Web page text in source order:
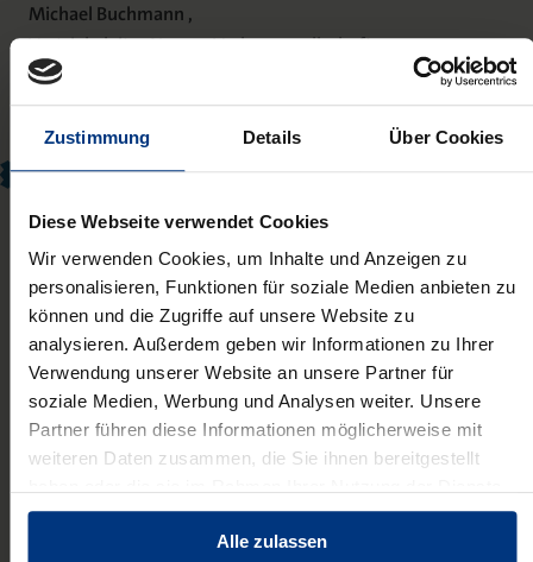
Zustimmung Details Über Cookies
Diese Webseite verwendet Cookies
Wir verwenden Cookies, um Inhalte und Anzeigen zu
personalisieren, Funktionen für soziale Medien anbieten zu
können und die Zugriffe auf unsere Website zu
analysieren. Außerdem geben wir Informationen zu Ihrer
Verwendung unserer Website an unsere Partner für
soziale Medien, Werbung und Analysen weiter. Unsere
Partner führen diese Informationen möglicherweise mit
weiteren Daten zusammen, die Sie ihnen bereitgestellt
gesammelt haben.
Alle zulassen
Michael Buchmann ,
Vertriebsleiter Nomos Verlagsgesellschaft
Ich freue mich sehr darauf, Inlibra in einer Zeit des
vor der Herausforderung, Wissen effizient, verlässlich und
innovativ zugänglich zu machen – genau hier setzt Inlibra
an. Ich möchte dazu beitragen, unsere Partner auf diesem
Weg aktiv zu begleiten und den Mehrwert hochwertiger
Fachinformation sichtbar zu machen.
David Simons ,
Key Account Manager